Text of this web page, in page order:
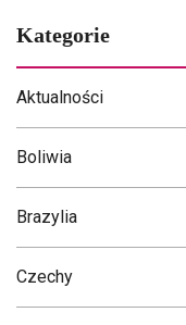
Kategorie
Aktualności
Boliwia
Brazylia
Czechy